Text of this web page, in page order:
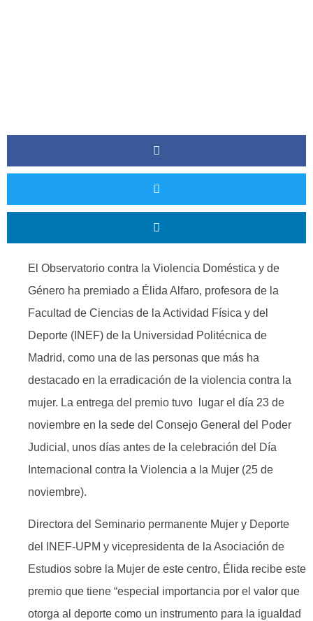
El Observatorio contra la Violencia Doméstica y de
Género ha premiado a Élida Alfaro, profesora de la
Facultad de Ciencias de la Actividad Física y del
Deporte (INEF) de la Universidad Politécnica de
Madrid, como una de las personas que más ha
destacado en la erradicación de la violencia contra la
mujer. La entrega del premio tuvo lugar el día 23 de
noviembre en la sede del Consejo General del Poder
Judicial, unos días antes de la celebración del Día
Internacional contra la Violencia a la Mujer (25 de
noviembre).
Directora del Seminario permanente Mujer y Deporte
del INEF-UPM y vicepresidenta de la Asociación de
Estudios sobre la Mujer de este centro, Élida recibe este
premio que tiene “especial importancia por el valor que
otorga al deporte como un instrumento para la igualdad